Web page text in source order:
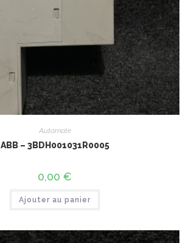
Automate
ABB – 3BDH001031R0005
0,00 €
Ajouter au panier